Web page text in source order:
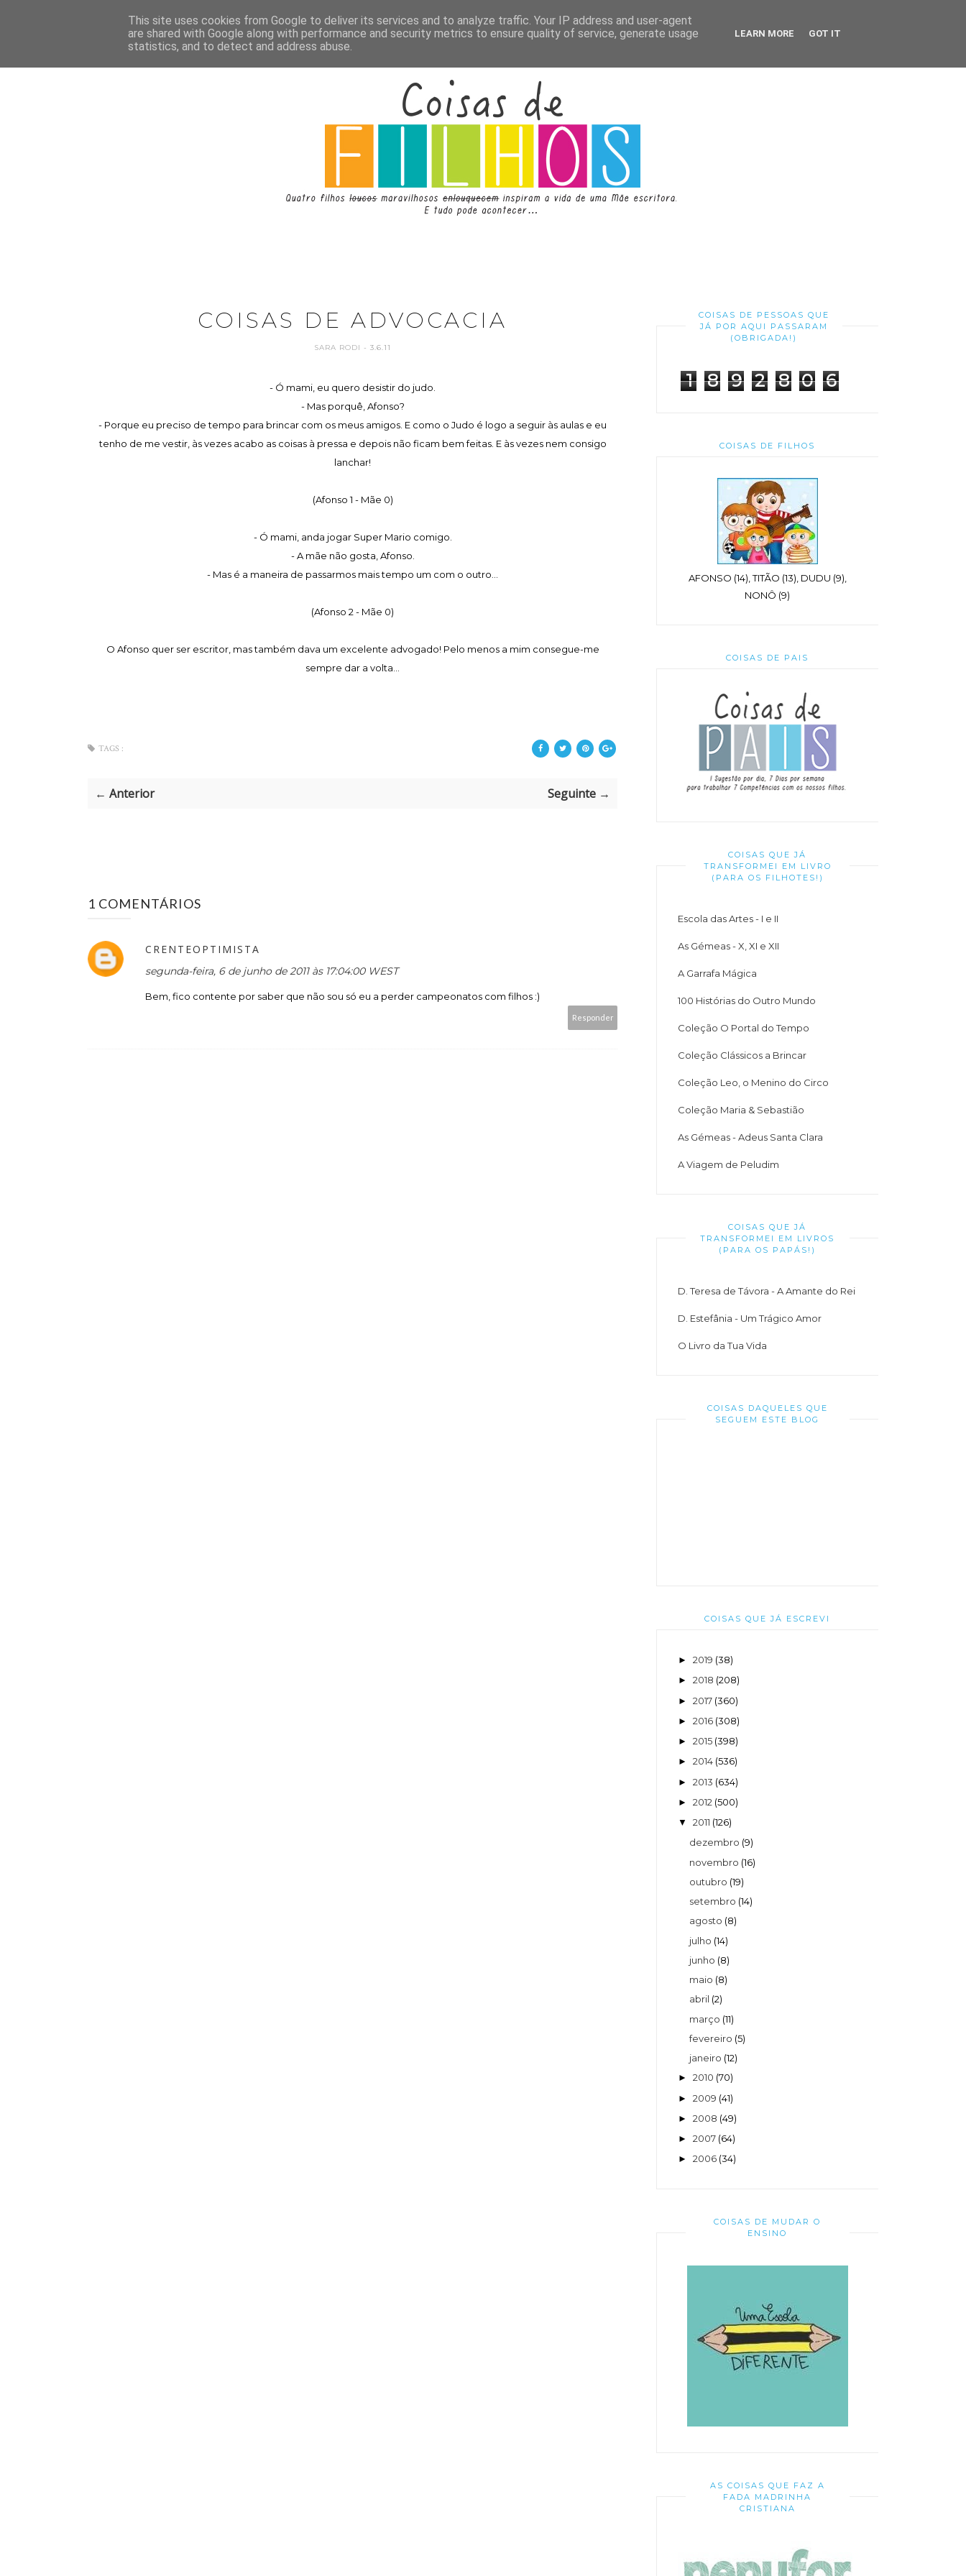
COISAS DE ADVOCACIA
SARA RODI - 3.6.11
- Ó mami, eu quero desistir do judo.
- Mas porquê, Afonso?
- Porque eu preciso de tempo para brincar com os meus amigos. E como o Judo é logo a seguir às aulas e eu
tenho de me vestir, às vezes acabo as coisas à pressa e depois não ficam bem feitas. E às vezes nem consigo
lanchar!
(Afonso 1 - Mãe 0)
- Ó mami, anda jogar Super Mario comigo.
- A mãe não gosta, Afonso.
- Mas é a maneira de passarmos mais tempo um com o outro...
(Afonso 2 - Mãe 0)
O Afonso quer ser escritor, mas também dava um excelente advogado! Pelo menos a mim consegue-me
sempre dar a volta...
TAGS :
← Anterior Seguinte →
1 COMENTÁRIOS
CRENTEOPTIMISTA
segunda-feira, 6 de junho de 2011 às 17:04:00 WEST
Bem, fico contente por saber que não sou só eu a perder campeonatos com filhos :)
Responder
COISAS DE PESSOAS QUE
JÁ POR AQUI PASSARAM
(OBRIGADA!)
1 8 9 2 8 0 6
COISAS DE FILHOS
AFONSO (14), TITÃO (13), DUDU (9),
NONÔ (9)
COISAS DE PAIS
COISAS QUE JÁ
TRANSFORMEI EM LIVRO
(PARA OS FILHOTES!)
Escola das Artes - I e II
As Gémeas - X, XI e XII
A Garrafa Mágica
100 Histórias do Outro Mundo
Coleção O Portal do Tempo
Coleção Clássicos a Brincar
Coleção Leo, o Menino do Circo
Coleção Maria & Sebastião
As Gémeas - Adeus Santa Clara
A Viagem de Peludim
COISAS QUE JÁ
TRANSFORMEI EM LIVROS
(PARA OS PAPÁS!)
D. Teresa de Távora - A Amante do Rei
D. Estefânia - Um Trágico Amor
O Livro da Tua Vida
COISAS DAQUELES QUE
SEGUEM ESTE BLOG
COISAS QUE JÁ ESCREVI
► 2019 (38)
► 2018 (208)
► 2017 (360)
► 2016 (308)
► 2015 (398)
► 2014 (536)
► 2013 (634)
► 2012 (500)
▼ 2011 (126)
dezembro (9)
novembro (16)
outubro (19)
setembro (14)
agosto (8)
julho (14)
junho (8)
maio (8)
abril (2)
março (11)
fevereiro (5)
janeiro (12)
► 2010 (70)
► 2009 (41)
► 2008 (49)
► 2007 (64)
► 2006 (34)
COISAS DE MUDAR O
ENSINO
AS COISAS QUE FAZ A
FADA MADRINHA
CRISTIANA
This site uses cookies from Google to deliver its services and to analyze traffic. Your IP address and user-agent
are shared with Google along with performance and security metrics to ensure quality of service, generate usage
statistics, and to detect and address abuse.
LEARN MORE GOT IT